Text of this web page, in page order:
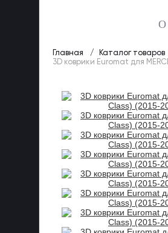
О
Главная Каталог товаров
3D коврики Euromat для